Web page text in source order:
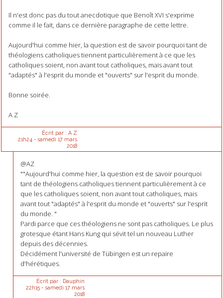
Il n'est donc pas du tout anecdotique que Benoît XVI s'exprime
comme il le fait, dans ce dernière paragraphe de cette lettre.
Aujourd'hui comme hier, la question est de savoir pourquoi tant de
théologiens catholiques tiennent particulièrement à ce que les
catholiques soient, non avant tout catholiques, mais avant tout
"adaptés" à l'esprit du monde et "ouverts" sur l'esprit du monde.
Bonne soirée.
A Z
Écrit par : A Z
21h24 - samedi 17 mars
2018
@AZ
""Aujourd'hui comme hier, la question est de savoir pourquoi
tant de théologiens catholiques tiennent particulièrement à ce
que les catholiques soient, non avant tout catholiques, mais
avant tout "adaptés" à l'esprit du monde et "ouverts" sur l'esprit
du monde. "
Pardi parce que ces théologiens ne sont pas catholiques. Le plus
grotesque étant Hans Kung qui sévit tel un nouveau Luther
depuis des décennies.
Décidément l'université de Tübingen est un repaire
d'hérétiques.
Écrit par : Dauphin
22h15- samedi 17 mars
2018